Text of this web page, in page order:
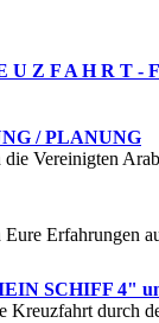
U Z F A H R T -
/ PLANUNG
Vereinigten
Erfahrungen
SCHIFF 4"
Kreuzfahrt durch